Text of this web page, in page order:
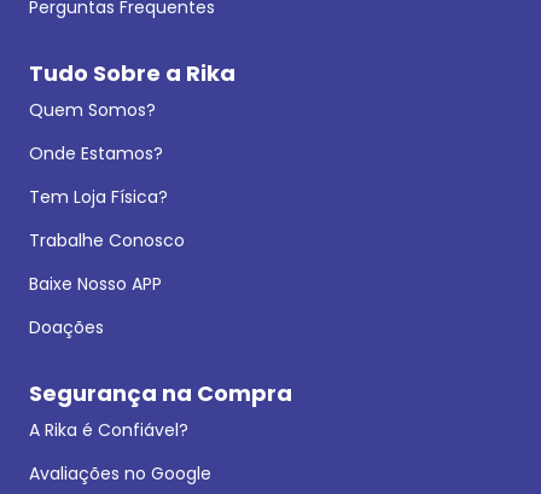
Perguntas Frequentes
Tudo Sobre a Rika
Quem Somos?
Onde Estamos?
Tem Loja Física?
Trabalhe Conosco
Baixe Nosso APP
Doações
Segurança na Compra
A Rika é Confiável?
Avaliações no Google